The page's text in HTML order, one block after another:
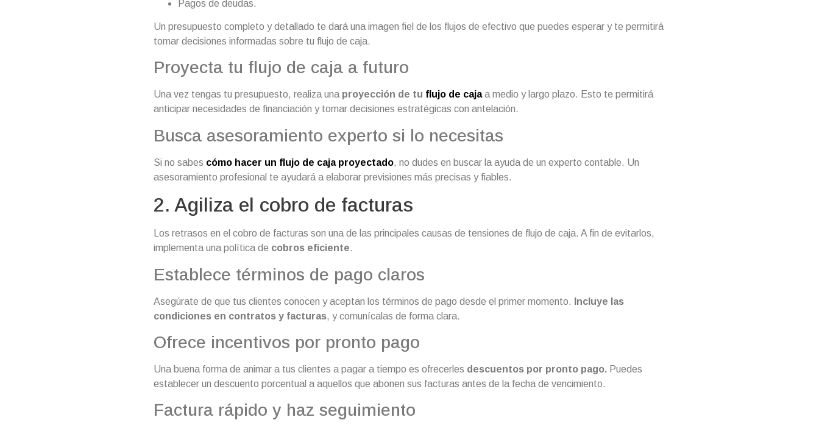
Pagos de deudas.
Un presupuesto completo y detallado te dará una imagen fiel de los flujos de efectivo que puedes esperar y te permitirá
tomar decisiones informadas sobre tu flujo de caja.
Proyecta tu flujo de caja a futuro
Una vez tengas tu presupuesto, realiza una proyección de tu flujo de cajaa medio y largo plazo. Esto te permitirá
anticipar necesidades de financiación y tomar decisiones estratégicas con antelación.
Busca asesoramiento experto si lo necesitas
Si no sabes cómo hacer un flujo de caja proyectado, no dudes en buscar la ayuda de un experto contable. Un
asesoramiento profesional te ayudará a elaborar previsiones más precisas y fiables.
2. Agiliza el cobro de facturas
Los retrasos en el cobro de facturas son una de las principales causas de tensiones de flujo de caja. A fin de evitarlos,
implementa una política de cobros eficiente.
Establece términos de pago claros
Asegúrate de que tus clientes conocen y aceptan los términos de pago desde el primer momento.
Incluye las
condiciones en contratos y facturas, y comunícalas de forma clara.
Ofrece incentivos por pronto pago
Una buena forma de animar a tus clientes a pagar a tiempo es ofrecerles descuentos por pronto pago. Puedes
establecer un descuento porcentual a aquellos que abonen sus facturas antes de la fecha de vencimiento.
Factura rápido y haz seguimiento